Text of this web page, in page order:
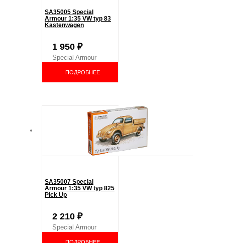
SA35005 Special
Armour 1:35 VW typ 83
Kastenwagen
1 950 ₽
Special Armour
ПОДРОБНЕЕ
SA35007 Special
Armour 1:35 VW typ 825
Pick Up
2 210 ₽
Special Armour